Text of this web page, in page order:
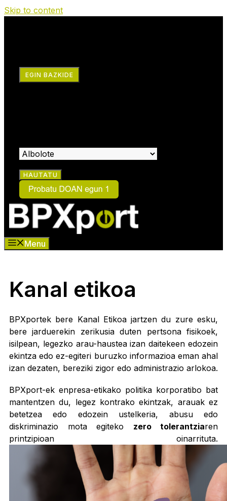
Skip to content
EGIN BAZKIDE
Menu
Kanal etikoa
BPXportek bere Kanal Etikoa jartzen du zure esku,
bere jarduerekin zerikusia duten pertsona fisikoek,
isilpean, legezko arau-haustea izan daitekeen edozein
ekintza edo ez-egiteri buruzko informazioa eman ahal
izan dezaten, bereziki zigor edo administrazio arlokoa.
BPXport-ek enpresa-etikako politika korporatibo bat
mantentzen du, legez kontrako ekintzak, arauak ez
betetzea edo edozein ustelkeria, abusu edo
diskriminazio mota egiteko zero tolerantziaren
printzipioan oinarrituta.